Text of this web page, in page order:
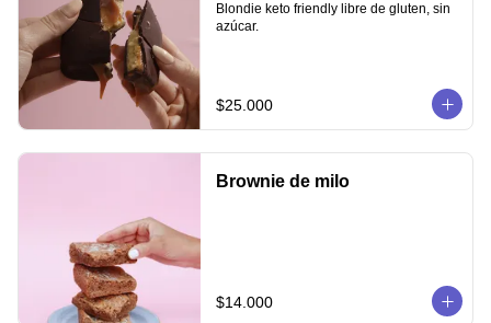
Blondie keto friendly libre de gluten, sin
azúcar.
$25.000
Brownie de milo
$14.000